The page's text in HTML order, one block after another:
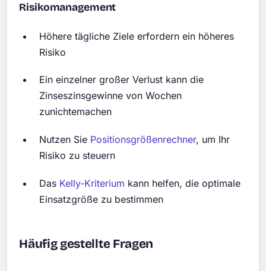
Risikomanagement
Höhere tägliche Ziele erfordern ein höheres
Risiko
Ein einzelner großer Verlust kann die
Zinseszinsgewinne von Wochen
zunichtemachen
Nutzen Sie Positionsgrößenrechner, um Ihr
Risiko zu steuern
Das Kelly-Kriterium kann helfen, die optimale
Einsatzgröße zu bestimmen
Häufig gestellte Fragen